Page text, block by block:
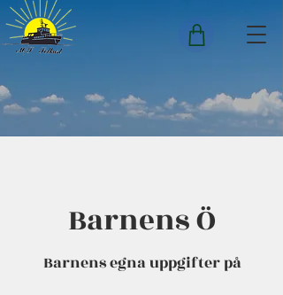
Barnens Ö
Barnens egna uppgifter på